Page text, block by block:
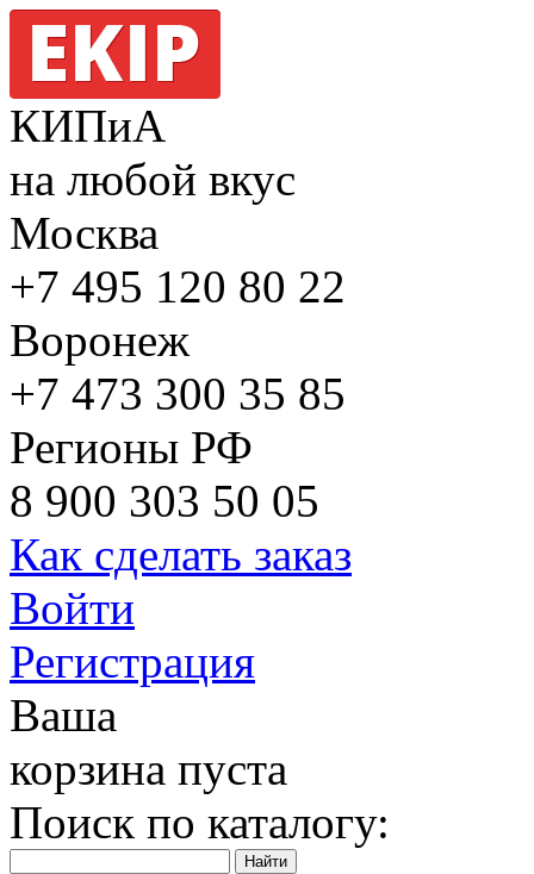
КИПиА
на любой вкус
Москва
+7 495 120 80 22
Воронеж
+7 473 300 35 85
Регионы РФ
8 900 303 50 05
Как сделать заказ
Войти
Регистрация
Ваша
корзина пуста
Поиск по каталогу: